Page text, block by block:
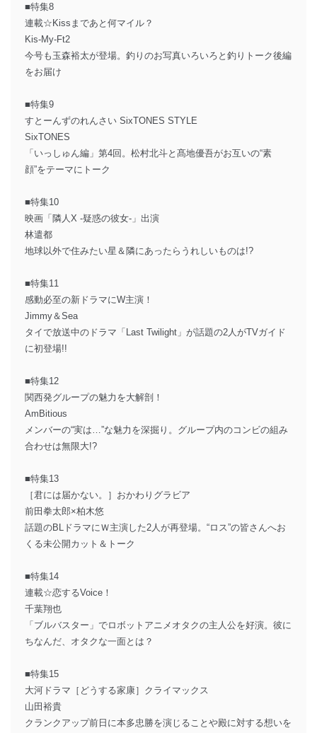
■特集8
連載☆Kissまであと何マイル？
Kis-My-Ft2
今号も玉森裕太が登場。釣りのお写真いろいろと釣りトーク後編
をお届け
■特集9
すとーんずのれんさい SixTONES STYLE
SixTONES
「いっしゅん編」第4回。松村北斗と髙地優吾がお互いの“素
顔”をテーマにトーク
■特集10
映画「隣人X -疑惑の彼女-」出演
林遣都
地球以外で住みたい星＆隣にあったらうれしいものは!?
■特集11
感動必至の新ドラマにW主演！
Jimmy＆Sea
タイで放送中のドラマ「Last Twilight」が話題の2人がTVガイド
に初登場!!
■特集12
関西発グループの魅力を大解剖！
AmBitious
メンバーの“実は…”な魅力を深掘り。グループ内のコンビの組み
合わせは無限大!?
■特集13
［君には届かない。］おかわりグラビア
前田拳太郎×柏木悠
話題のBLドラマにＷ主演した2人が再登場。“ロス”の皆さんへお
くる未公開カット＆トーク
■特集14
連載☆恋するVoice！
千葉翔也
「ブルバスター」でロボットアニメオタクの主人公を好演。彼に
ちなんだ、オタクな一面とは？
■特集15
大河ドラマ［どうする家康］クライマックス
山田裕貴
クランクアップ前日に本多忠勝を演じることや殿に対する想いを